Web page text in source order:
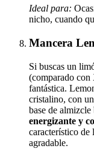
Ideal para:
nicho, cuando
Mancera
Si buscas un
(comparado
fantástica.
cristalino, con
base de
energizante y
característico de
agradable.